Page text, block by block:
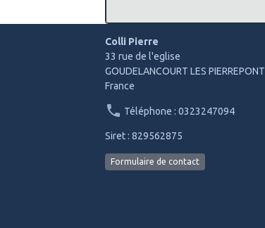
Colli Pierre
33 rue de l'eglise
GOUDELANCOURT LES PIERREPONT
France
Téléphone : 0323247094
Siret : 829562875
Formulaire de contact